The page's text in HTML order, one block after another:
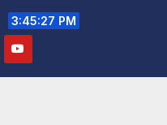
3:45:28 PM